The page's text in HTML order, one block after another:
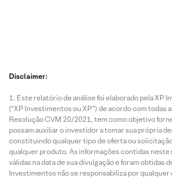
Disclaimer:
Este relatório de análise foi elaborado pela XP
(“XP Investimentos ou XP”) de acordo com todas
Resolução CVM 20/2021, tem como objetivo
possam auxiliar o investidor a tomar sua própria
constituindo qualquer tipo de oferta ou
qualquer produto. As informações contidas
válidas na data de sua divulgação e foram obtidas
Investimentos não se responsabiliza por qualquer